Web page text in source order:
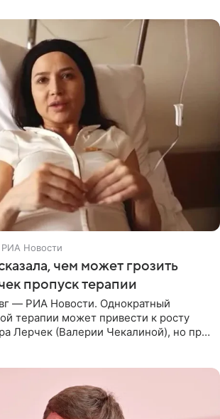
Новости
чем может грозить
пропуск терапии
— РИА Новости. Однократный
терапии может привести к росту
Лерчек (Валерии Чекалиной), но при